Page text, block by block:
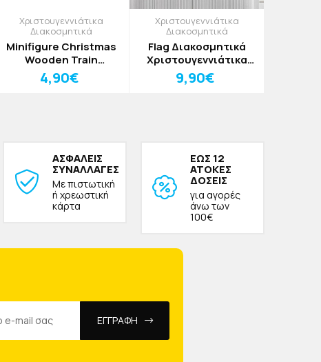
Χριστουγεννιάτικα
Διακοσμητικά
Minifigure Christmas
Wooden Train
Διακοσμητικό Τρενάκι
Κόκκινο
4,90€
Χριστουγεννιάτικα
Διακοσμητικά
Flag Διακοσμητικά
Χριστουγεννιάτικα
Σημαιάκια Boots
9,90€
ΑΣΦΑΛΕΙΣ
ΣΥΝΑΛΛΑΓΕΣ
Με πιστωτική
ή χρεωστική
κάρτα
ΕΩΣ 12
ΑΤΟΚΕΣ
ΔΟΣΕΙΣ
για αγορές
άνω των
100€
ΕΓΓΡΑΦΗ